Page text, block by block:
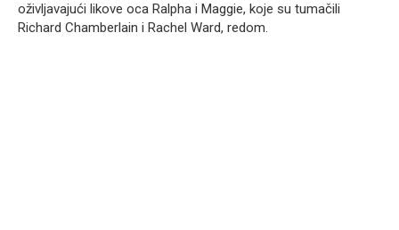
oživljavajući likove oca Ralpha i Maggie, koje su tumačili
Richard Chamberlain i Rachel Ward, redom.